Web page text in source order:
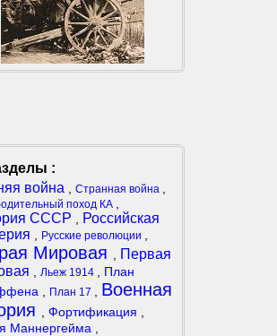
:
война
Странная война
поход КА
СССР
Российская
Русские революции
Мировая
Первая
Льеж 1914
План
План 17
Военная
Фортификация
Маннергейма